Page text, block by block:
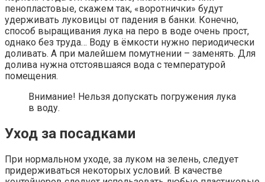
пенопластовые, скажем так, «воротнички» будут
удерживать луковицы от падения в банки. Конечно,
способ выращивания лука на перо в воде очень прост,
однако без труда… Воду в ёмкости нужно периодически
доливать. А при малейшем помутнении – заменять. Для
долива нужна отстоявшаяся вода с температурой
помещения.
Внимание! Нельзя допускать погружения лука
в воду.
Уход за посадками
При нормальном уходе, за луком на зелень, следует
придерживаться некоторых условий. В качестве